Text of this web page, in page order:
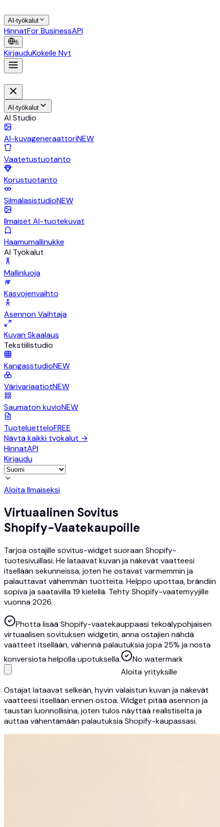
AI-työkalut
HinnatFor BusinessAPI
fi
KirjauduKokeile Nyt
AI-työkalut
AI Studio
AI-kuvageneraattoriNEW
Vaatetustuotanto
Korustuotanto
SilmälasistudioNEW
Ilmaiset AI-tuotekuvat
Haamumallinukke
AI Työkalut
Mallinluoja
Kasvojenvaihto
Asennon Vaihtaja
Kuvan Skaalaus
Tekstiilistudio
KangasstudioNEW
VärivariaatiotNEW
Saumaton kuvioNEW
TuoteluetteloFREE
Näytä kaikki työkalut →
HinnatAPI
Kirjaudu
Aloita Ilmaiseksi
Virtuaalinen Sovitus
Shopify-Vaatekaupoille
Tarjoa ostajille sovitus-widget suoraan Shopify-
tuotesivuillasi. He lataavat kuvan ja näkevät vaatteesi
itsellään sekunneissa, joten he ostavat varmemmin ja
palauttavat vähemmän tuotteita. Helppo upottaa, brändiin
sopiva ja saatavilla 19 kielellä. Tehty Shopify-vaatemyyjille
vuonna 2026.
Photta lisää Shopify-vaatekauppaasi tekoälypohjaisen
virtuaalisen sovituksen widgetin, anna ostajien nähdä
vaatteet itsellään, vähennä palautuksia jopa 25% ja nosta
konversiota helpolla upotuksella.
No watermark
Aloita yrityksille
Ostajat lataavat selkeän, hyvin valaistun kuvan ja näkevät
vaatteesi itsellään ennen ostoa. Widget pitää asennon ja
taustan luonnollisina, joten tulos näyttää realistiselta ja
auttaa vähentämään palautuksia Shopify-kaupassasi.